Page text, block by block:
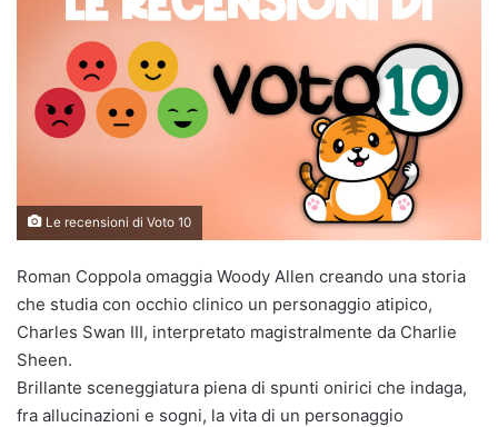
Le recensioni di Voto 10
Roman Coppola omaggia Woody Allen creando una storia
che studia con occhio clinico un personaggio atipico,
Charles Swan III, interpretato magistralmente da Charlie
Sheen.
Brillante sceneggiatura piena di spunti onirici che indaga,
fra allucinazioni e sogni, la vita di un personaggio